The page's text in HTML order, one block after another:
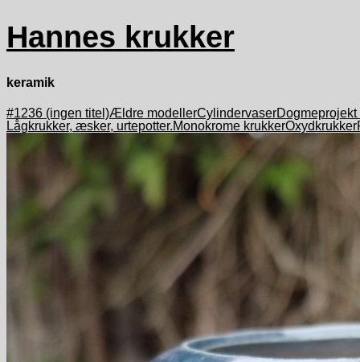
Hannes krukker
keramik
#1236 (ingen titel)Ældre modellerCylindervaserDogmeprojekt
Lågkrukker, æsker, urtepotter.Monokrome krukkerOxydkrukker